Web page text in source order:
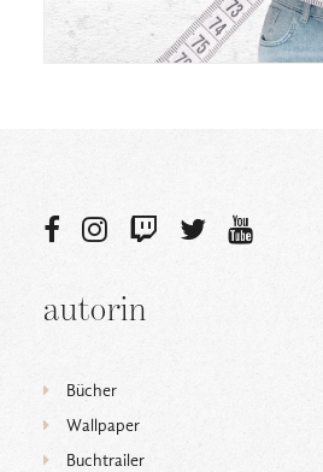
autorin
Bücher
Wallpaper
Buchtrailer